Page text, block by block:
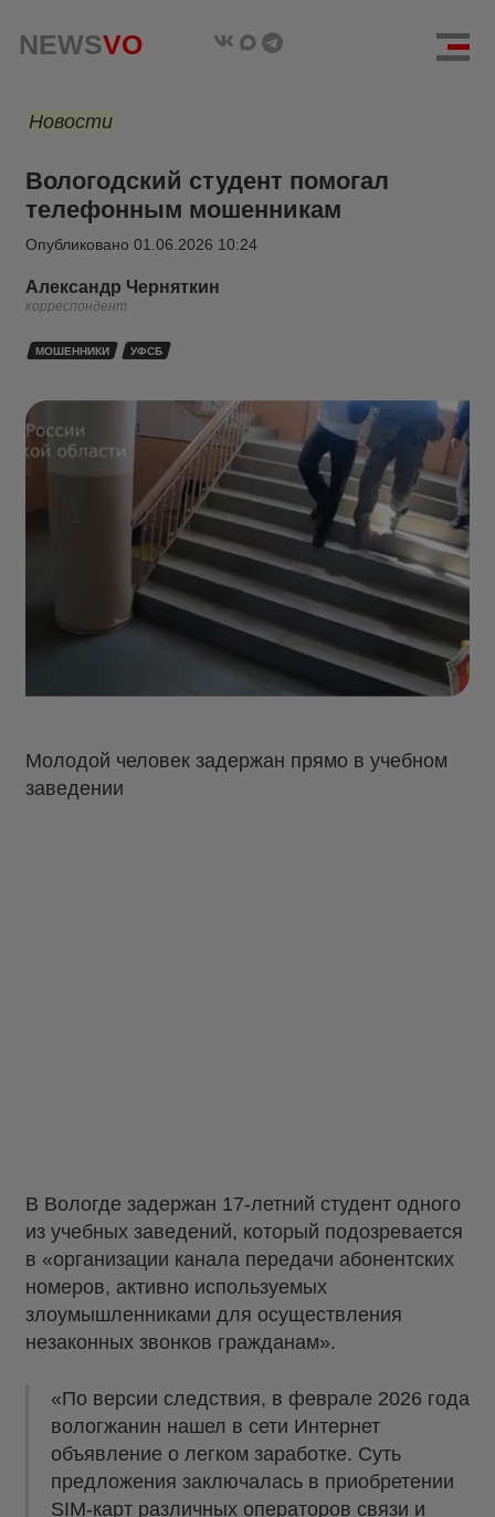
NEWSVO
Новости
Вологодский студент помогал
телефонным мошенникам
Опубликовано 01.06.2026 10:24
Александр Черняткин
корреспондент
МОШЕННИКИ УФСБ
Молодой человек задержан прямо в учебном
заведении
В Вологде задержан 17-летний студент одного
из учебных заведений, который подозревается
в «организации канала передачи абонентских
номеров, активно используемых
злоумышленниками для осуществления
незаконных звонков гражданам».
«По версии следствия, в феврале 2026 года
вологжанин нашел в сети Интернет
объявление о легком заработке. Суть
предложения заключалась в приобретении
SIM-карт различных операторов связи и